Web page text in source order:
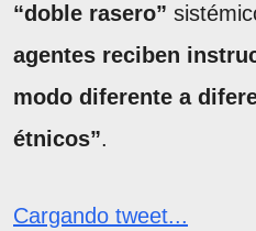
“doble rasero”
agentes reciben
modo diferente a
étnicos”.
Cargando tweet...